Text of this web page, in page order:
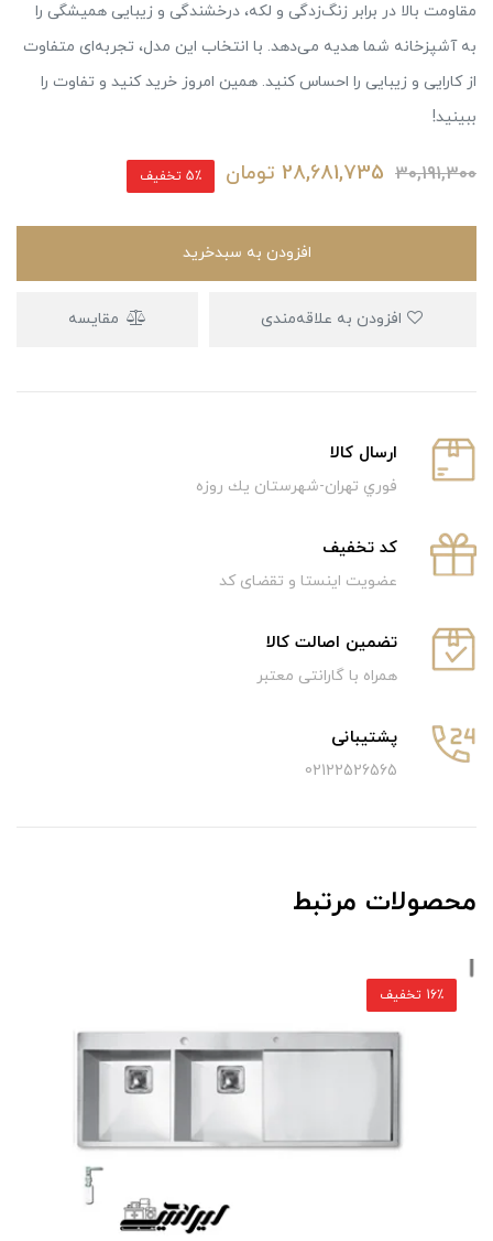
مقاومت بالا در برابر زنگ‌زدگی و لکه، درخشندگی و زیبایی همیشگی را
به آشپزخانه شما هدیه می‌دهد. با انتخاب این مدل، تجربه‌ای متفاوت
از کارایی و زیبایی را احساس کنید. همین امروز خرید کنید و تفاوت را
ببینید!
30,191,300
28,681,735 تومان 5٪ تخفیف
افزودن به سبدخرید
مقایسه
ارسال كالا
فوري تهران-شهرستان يك روزه
كد تخفيف
عضویت اینستا و تقضای کد
تضمین اصالت کالا
همراه با گارانتی معتبر
پشتیبانی
02122526565
محصولات مرتبط
16٪ تخفیف